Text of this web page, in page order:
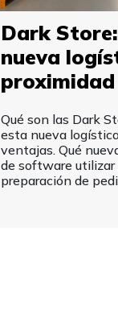
Dark
nueva
proximidad
Qué son las Dark
esta nueva
ventajas. Qué
de software
preparación de